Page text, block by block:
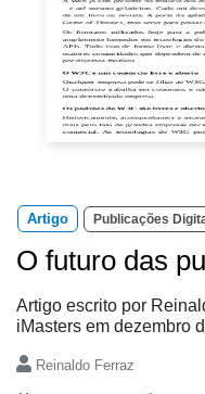
Artigo Publicações
O futuro das
Artigo escrito por
iMasters em dezembro
Reinaldo Ferraz